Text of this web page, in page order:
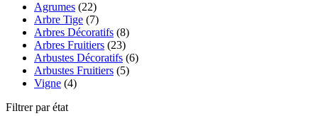
Agrumes (22)
Arbre Tige (7)
Arbres Décoratifs (8)
Arbres Fruitiers (23)
Arbustes Décoratifs (6)
Arbustes Fruitiers (5)
Vigne (4)
Filtrer par état